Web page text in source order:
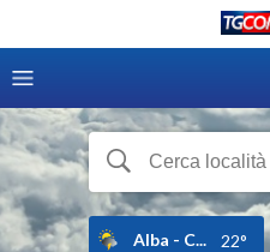
Alba - C... 22°